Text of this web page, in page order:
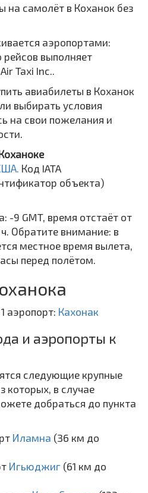
на самолёт в Коханок без
аэропортами:
рейсов выполняет
Taxi Inc..
авиабилеты в Коханок
выбирать условия
на свои пожелания и
Код IATA
объекта)
-9 GMT, время отстаёт от
Обратите внимание: в
местное время вылета,
перед полётом.
аэропорт: Кахонак
и аэропорты к
следующие крупные
которых, в случае
добраться до пункта
Иламна (36 км до
Игьюджиг (61 км до